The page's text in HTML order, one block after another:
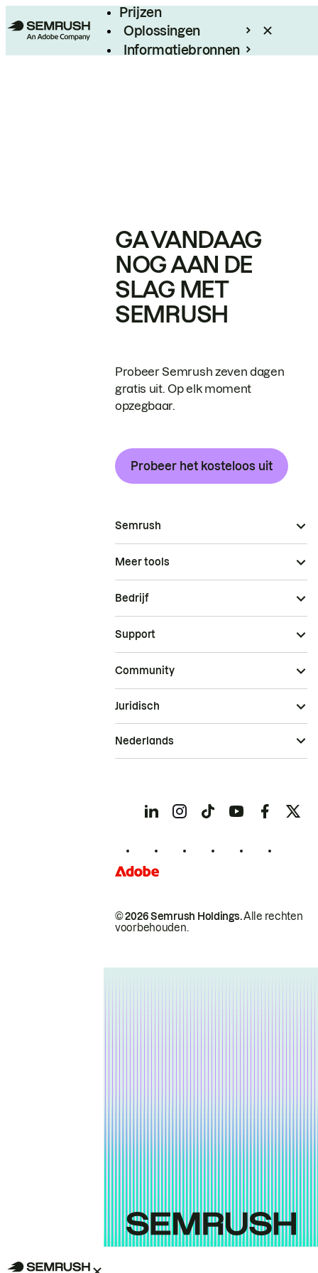
Prijzen
Oplossingen
Informatiebronnen
GA VANDAAG
NOG AAN DE
SLAG MET
SEMRUSH
Probeer Semrush zeven dagen
gratis uit. Op elk moment
opzegbaar.
Probeer het kosteloos uit
Semrush
Meer tools
Bedrijf
Support
Community
© 2026 Semrush Holdings.Alle rechten
voorbehouden.
Juridisch
Nederlands